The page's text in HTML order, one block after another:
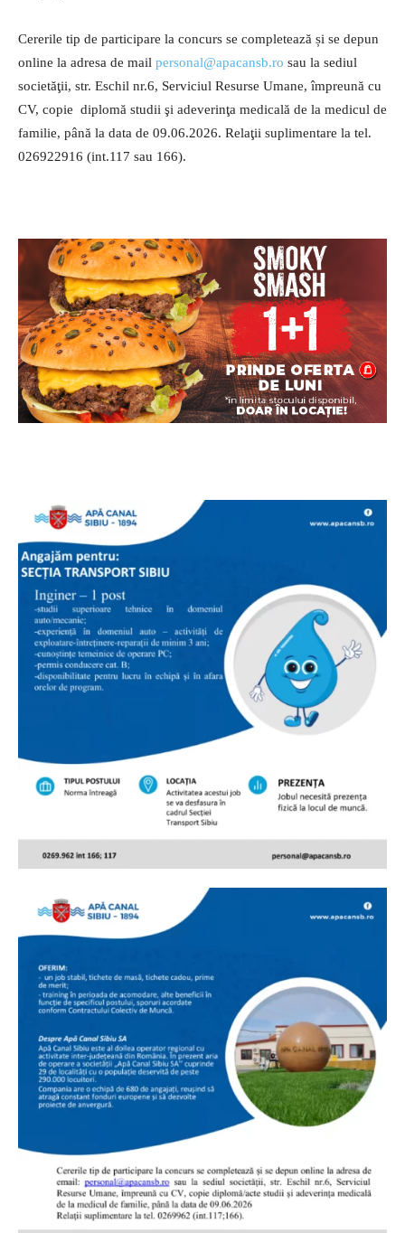
Cererile tip de participare la concurs se completează și se depun
online la adresa de mail personal@apacansb.ro sau la sediul
societăţii, str. Eschil nr.6, Serviciul Resurse Umane, împreună cu
CV, copie diplomă studii şi adeverinţa medicală de la medicul de
familie, până la data de 09.06.2026. Relaţii suplimentare la tel.
026922916 (int.117 sau 166).